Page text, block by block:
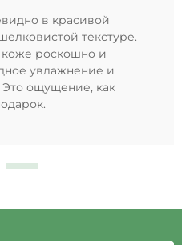
в красивой
текстуре.
роскошно и
увлажнение и
Это ощущение, как